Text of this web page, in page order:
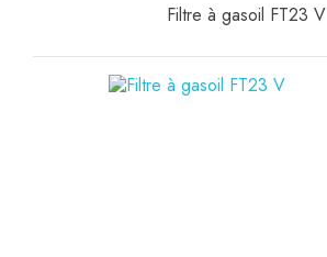
Filtre à gasoil FT23 V